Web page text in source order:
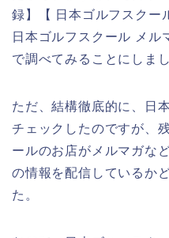
録】【 日本ゴルフスクー
日本ゴルフスクール メル
で調べてみることにしまし
ただ、結構徹底的に、日
チェックしたのですが、
ールのお店がメルマガな
の情報を配信しているか
た。